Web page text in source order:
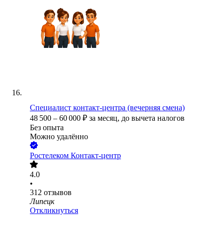
Специалист контакт-центра (вечерняя смена)
48 500 – 60 000 ₽ за месяц, до вычета налогов
Без опыта
Можно удалённо
Ростелеком Контакт-центр
4.0
•
312 отзывов
Липецк
Откликнуться